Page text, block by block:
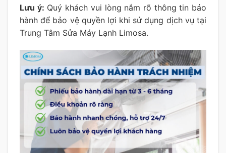
Lưu ý: Quý khách vui lòng nắm rõ thông tin bảo
hành để bảo vệ quyền lợi khi sử dụng dịch vụ tại
Trung Tâm Sửa Máy Lạnh Limosa.